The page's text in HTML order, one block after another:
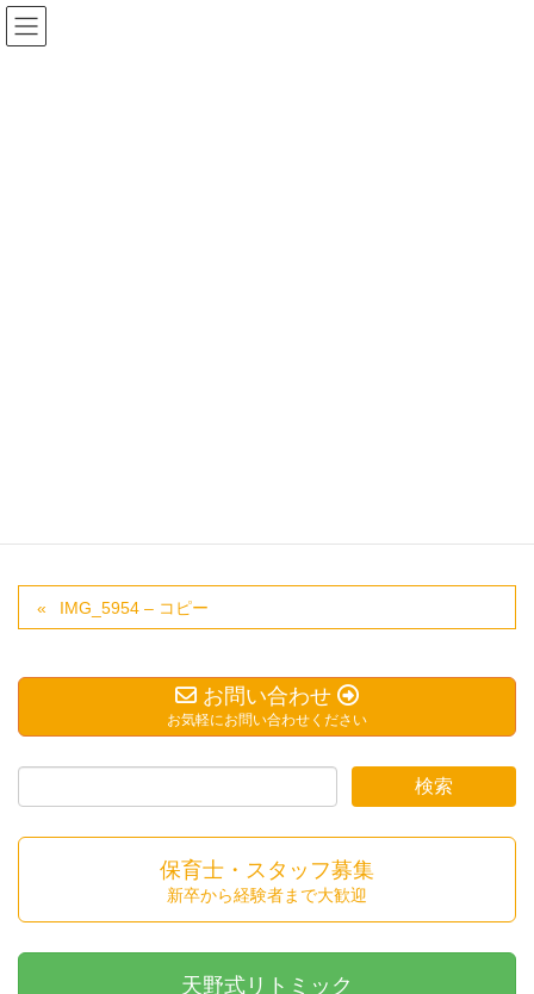
IMG_5954 – コピー
お問い合わせ
お気軽にお問い合わせください
保育士・スタッフ募集
新卒から経験者まで大歓迎
天野式リトミック